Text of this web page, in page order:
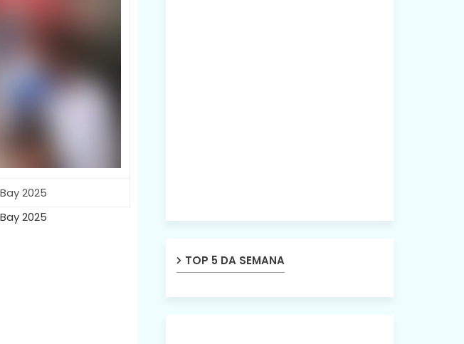
2025
2025
TOP 5 DA SEMANA